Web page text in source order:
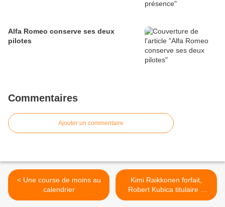
Alfa Romeo conserve ses deux
pilotes
Commentaires
Ajouter un commentaire
< Une course de moins au
calendrier
Kimi Raikkonen forfait,
Robert Kubica titulaire à
Zandvoot >